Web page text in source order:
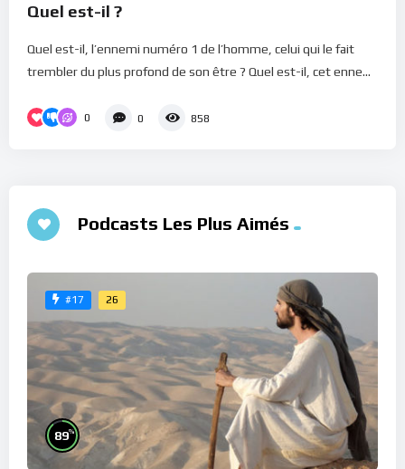
Quel est-il ?
Quel est-il, l’ennemi numéro 1 de l’homme, celui qui le fait
trembler du plus profond de son être ? Quel est-il, cet enne...
0 0 858
Podcasts Les Plus Aimés
#17 26
89%